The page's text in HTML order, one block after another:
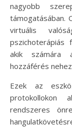
nagyobb
támogatásában.
virtuális
pszichoterápiás
akik számára
hozzáférés
Ezek az
protokollokon
rendszeres